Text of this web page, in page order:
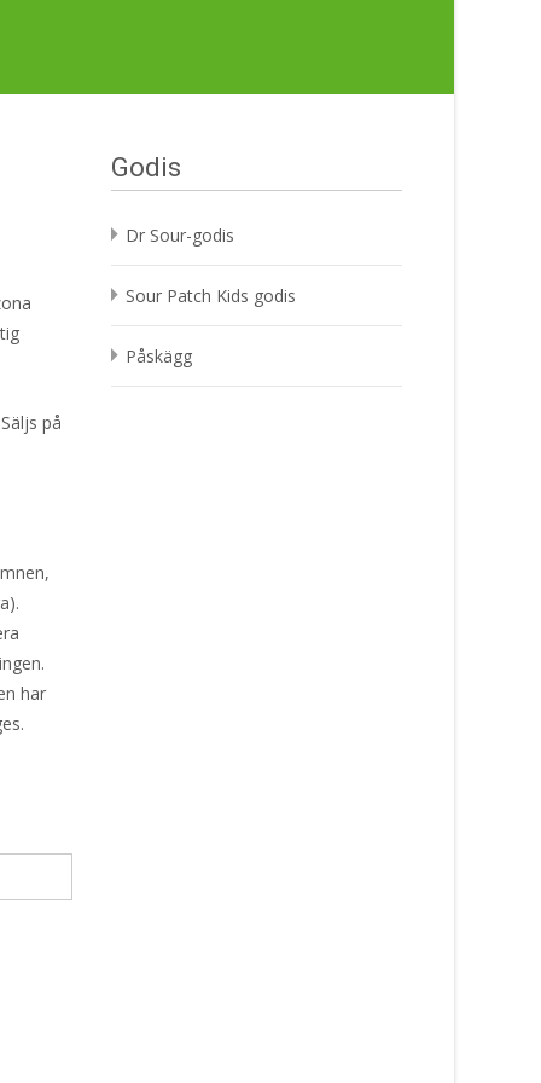
på
har
Godis
Dr Sour-godis
Sour Patch Kids godis
Påskägg